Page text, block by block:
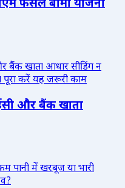
फसल बीमा योजना
और बैंक खाता